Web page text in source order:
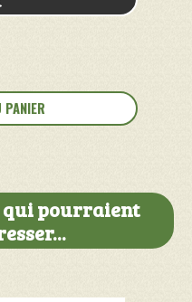
PANIER
pourraient